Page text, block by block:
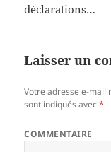
déclarations…
Laisser un
Votre adresse e-mail
sont indiqués avec*
COMMENTAIRE